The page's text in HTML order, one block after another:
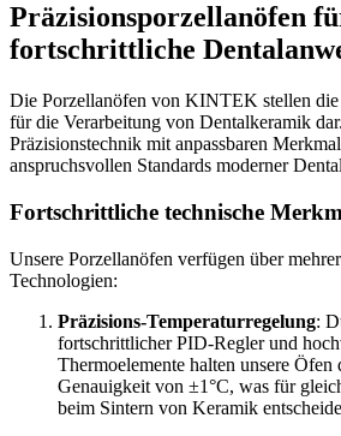
Präzisionsporzellanöfen
fortschrittliche
Die Porzellanöfen von KINTEK stellen die
für die Verarbeitung von Dentalkeramik
Präzisionstechnik mit anpassbaren
anspruchsvollen Standards moderner
Fortschrittliche technische
Unsere Porzellanöfen verfügen über
Technologien:
Präzisions-Temperaturregelung:
fortschrittlicher PID-Regler und
Thermoelemente halten unsere
Genauigkeit von ±1°C, was für
beim Sintern von Keramik